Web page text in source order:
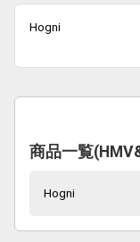
Hogni
商品一覧
Hogni